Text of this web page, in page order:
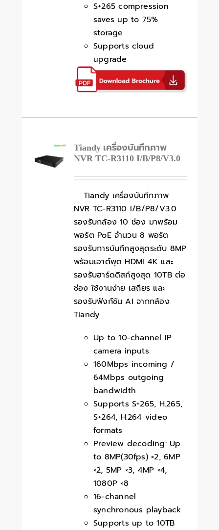
S+265 compression
saves up to 75%
storage
Supports cloud
upgrade
Tiandy เครื่องบันทึกภาพ
NVR TC-R3110 I/B/P8/V3.0
Tiandy เครื่องบันทึกภาพ
NVR TC-R3110 I/B/P8/V3.0
รองรับกล้อง 10 ช่อง มาพร้อม
พอร์ต PoE จำนวน 8 พอร์ต
รองรับการบันทึกสูงสุดระดับ 8MP
พร้อมเอาต์พุต HDMI 4K และ
รองรับฮาร์ดดิสก์สูงสุด 10TB ต่อ
ช่อง ใช้งานง่าย เสถียร และ
รองรับฟังก์ชัน AI จากกล้อง
Tiandy
Up to 10-channel IP
camera inputs
160Mbps incoming /
64Mbps outgoing
bandwidth
Supports S+265, H.265,
S+264, H.264 video
formats
Preview decoding: Up
to 8MP(30fps) ×2, 6MP
×2, 5MP ×3, 4MP ×4,
1080P ×8
16-channel
synchronous playback
Supports up to 10TB